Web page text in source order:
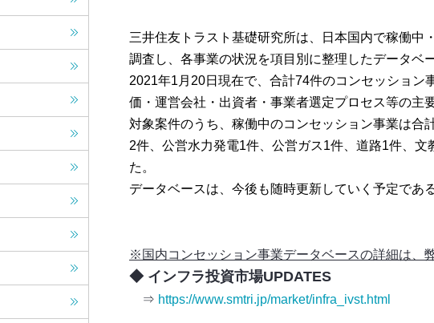
三井住友トラスト基礎研究所は、日本国内で稼働中
調査し、各事業の状況を項目別に整理したデータベ
2021年1月20日現在で、合計74件のコンセッショ
価・運営会社・出資者・事業者選定プロセス等の主
対象案件のうち、稼働中のコンセッション事業は合
2件、公営水力発電1件、公営ガス1件、道路1件、
た。
データベースは、今後も随時更新していく予定である
※国内コンセッション事業データベースの詳細は、
◆ インフラ投資市場UPDATES
⇒ https://www.smtri.jp/market/infra_ivst.html